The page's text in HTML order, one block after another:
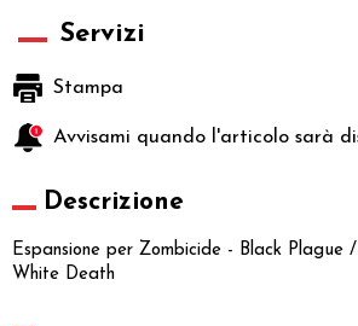
Servizi
Stampa
Avvisami quando l'articolo sarà
Descrizione
Espansione per Zombicide - Black Plague
White Death